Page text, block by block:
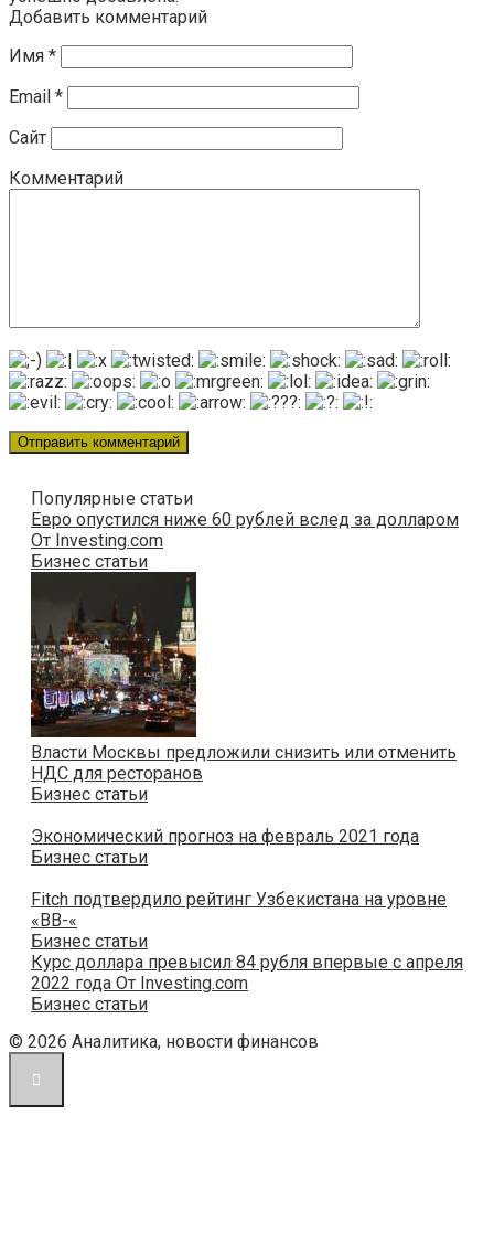
Добавить комментарий
Имя *
Email *
Сайт
Комментарий
Популярные статьи
Евро опустился ниже 60 рублей вслед за долларом
От Investing.com
Бизнес статьи
Власти Москвы предложили снизить или отменить
НДС для ресторанов
Бизнес статьи
Экономический прогноз на февраль 2021 года
Бизнес статьи
Fitch подтвердило рейтинг Узбекистана на уровне
«BB-«
Бизнес статьи
Курс доллара превысил 84 рубля впервые с апреля
2022 года От Investing.com
Бизнес статьи
© 2026 Аналитика, новости финансов